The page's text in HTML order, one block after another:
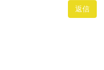
返信